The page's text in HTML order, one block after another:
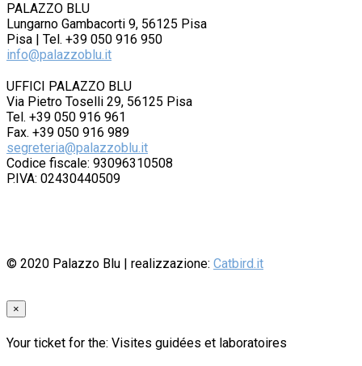
PALAZZO BLU
Lungarno Gambacorti 9, 56125 Pisa
Pisa | Tel. +39 050 916 950
info@palazzoblu.it
UFFICI PALAZZO BLU
Via Pietro Toselli 29, 56125 Pisa
Tel. +39 050 916 961
Fax. +39 050 916 989
segreteria@palazzoblu.it
Codice fiscale: 93096310508
P.IVA: 02430440509
© 2020 Palazzo Blu | realizzazione: Catbird.it
×
Your ticket for the: Visites guidées et laboratoires